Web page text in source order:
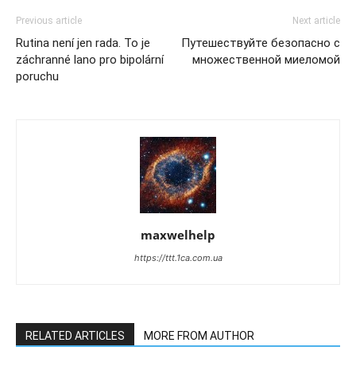
Previous article
Rutina není jen rada. To je
záchranné lano pro bipolární
poruchu
Next article
Путешествуйте безопасно с
множественной миеломой
maxwelhelp
https://ttt.1ca.com.ua
RELATED ARTICLES MORE FROM AUTHOR